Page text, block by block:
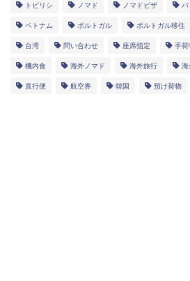
トビリシ ノマド ノマドビザ バ
ベトナム ポルトガル ポルトガル移住
台湾 問い合わせ 座席指定 手荷
機内食 海外ノマド 海外旅行 海
直行便 航空券 韓国 預け荷物